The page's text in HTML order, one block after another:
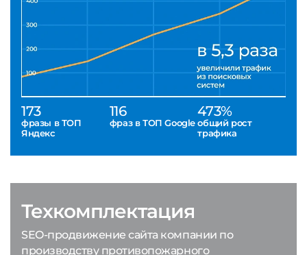
173
фразы в ТОП
Яндекс
116
фраз в ТОП Google
473%
общий рост
трафика
Техкомплектация
SEO-продвижение сайта компании по
производству противопожарного